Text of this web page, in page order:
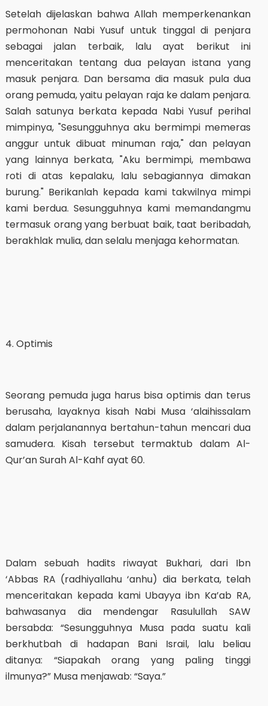
Setelah dijelaskan bahwa Allah memperkenankan
permohonan Nabi Yusuf untuk tinggal di penjara
sebagai jalan terbaik, lalu ayat berikut ini
menceritakan tentang dua pelayan istana yang
masuk penjara. Dan bersama dia masuk pula dua
orang pemuda, yaitu pelayan raja ke dalam penjara.
Salah satunya berkata kepada Nabi Yusuf perihal
mimpinya, "Sesungguhnya aku bermimpi memeras
anggur untuk dibuat minuman raja," dan pelayan
yang lainnya berkata, "Aku bermimpi, membawa
roti di atas kepalaku, lalu sebagiannya dimakan
burung." Berikanlah kepada kami takwilnya mimpi
kami berdua. Sesungguhnya kami memandangmu
termasuk orang yang berbuat baik, taat beribadah,
berakhlak mulia, dan selalu menjaga kehormatan.
4. Optimis
Seorang pemuda juga harus bisa optimis dan terus
berusaha, layaknya kisah Nabi Musa ‘alaihissalam
dalam perjalanannya bertahun-tahun mencari dua
samudera. Kisah tersebut termaktub dalam Al-
Qur’an Surah Al-Kahf ayat 60.
Dalam sebuah hadits riwayat Bukhari, dari Ibn
‘Abbas RA (radhiyallahu ‘anhu) dia berkata, telah
menceritakan kepada kami Ubayya ibn Ka’ab RA,
bahwasanya dia mendengar Rasulullah SAW
bersabda: “Sesungguhnya Musa pada suatu kali
berkhutbah di hadapan Bani Israil, lalu beliau
ditanya: “Siapakah orang yang paling tinggi
ilmunya?” Musa menjawab: “Saya.”